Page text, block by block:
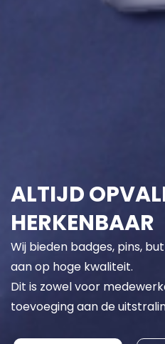
ALTIJD
HERKENBAAR
Wij bieden badges, pins,
aan op hoge kwaliteit.
Dit is zowel voor
toevoeging aan de